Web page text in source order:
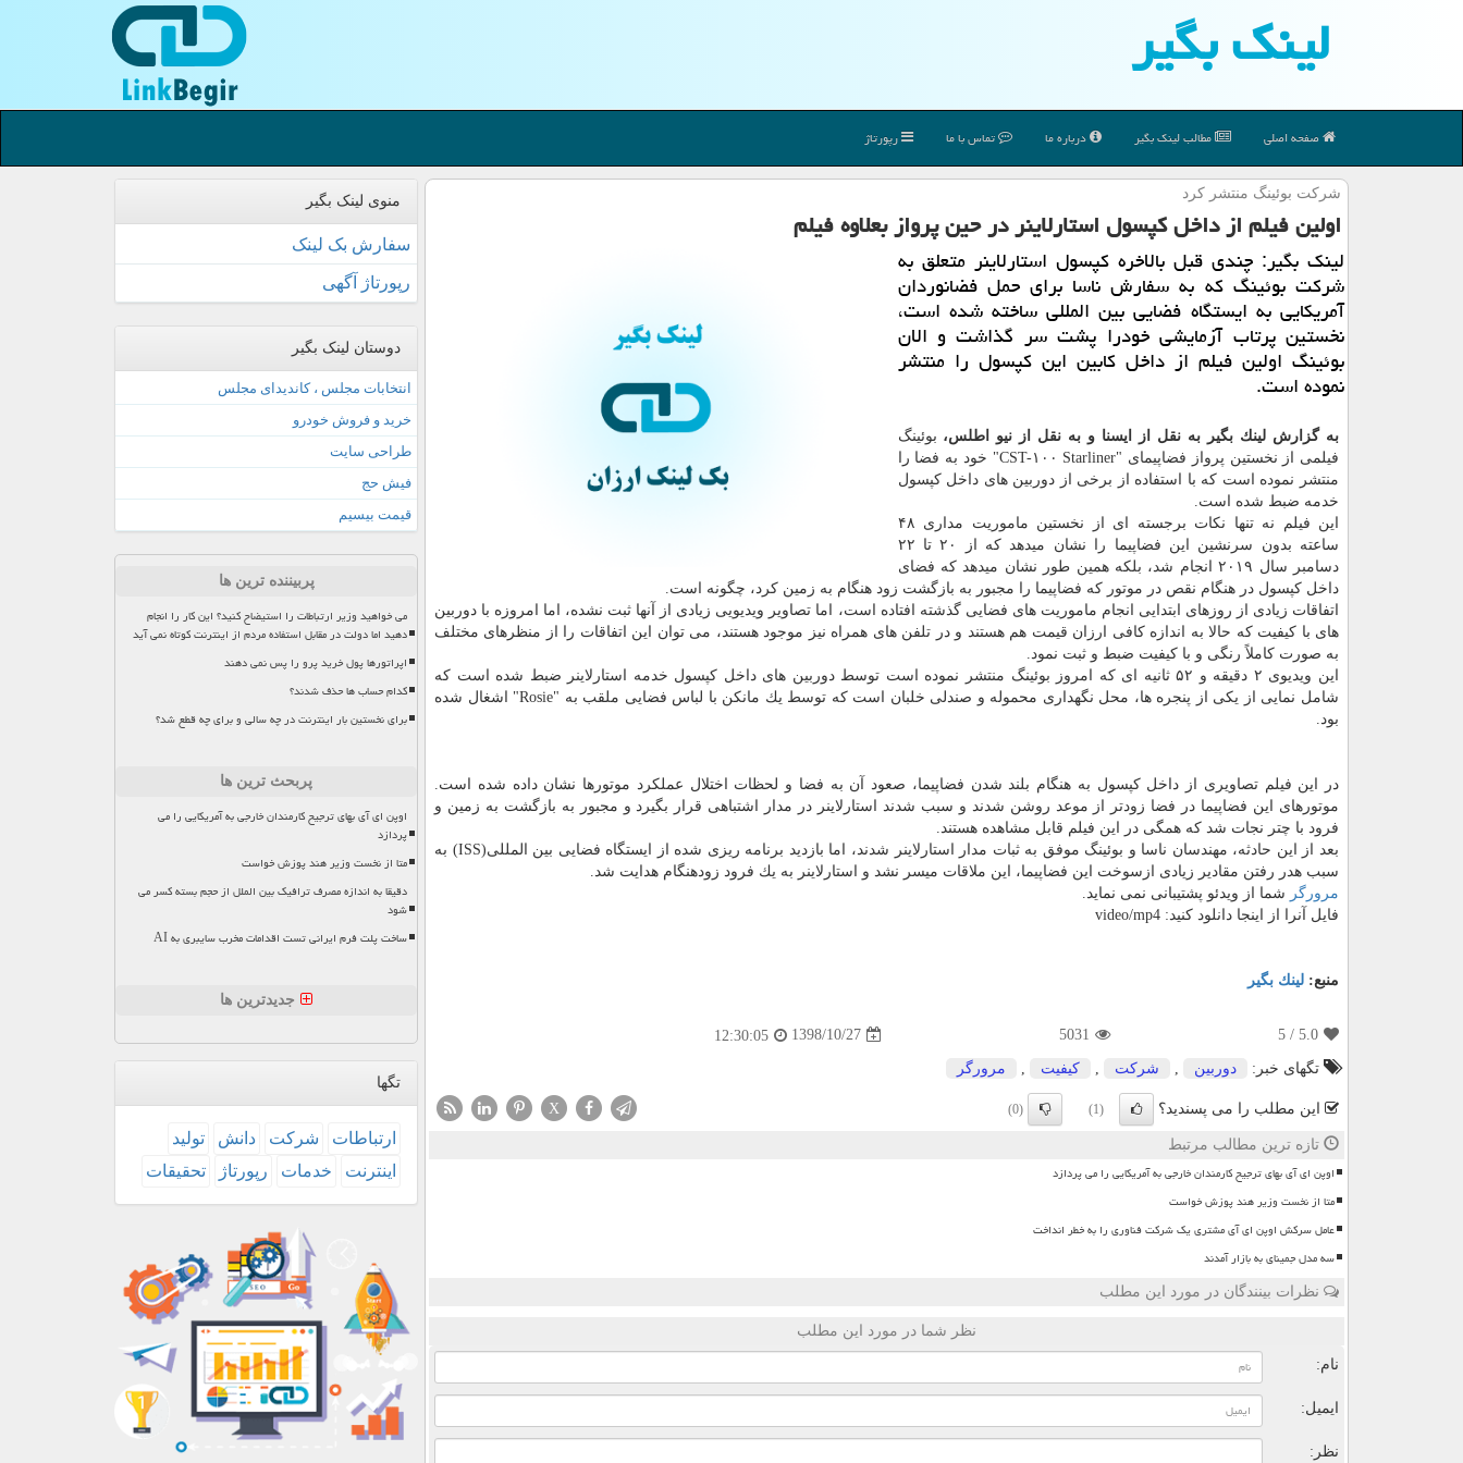
لینك بگیر
صفحه اصلی مطالب لینك بگیر درباره ما تماس با ما رپورتاژ
شركت بوئینگ منتشر كرد
اولین فیلم از داخل كپسول استارلاینر در حین پرواز بعلاوه فیلم
لینك بگیر: چندی قبل بالاخره كپسول استارلاینر متعلق به
شركت بوئینگ كه به سفارش ناسا برای حمل فضانوردان
آمریكایی به ایستگاه فضایی بین المللی ساخته شده است،
نخستین پرتاب آزمایشی خودرا پشت سر گذاشت و الان
بوئینگ اولین فیلم از داخل كابین این كپسول را منتشر
نموده است.
به گزارش لینك بگیر به نقل از ایسنا و به نقل از نیو اطلس، بوئینگ
فیلمی از نخستین پرواز فضاپیمای "CST-۱۰۰ Starliner" خود به فضا را
منتشر نموده است كه با استفاده از برخی از دوربین های داخل كپسول
خدمه ضبط شده است.
این فیلم نه تنها نكات برجسته ای از نخستین ماموریت مداری ۴۸
ساعته بدون سرنشین این فضاپیما را نشان میدهد كه از ۲۰ تا ۲۲
دسامبر سال ۲۰۱۹ انجام شد، بلكه همین طور نشان میدهد كه فضای
داخل كپسول در هنگام نقص در موتور كه فضاپیما را مجبور به بازگشت زود هنگام به زمین كرد، چگونه است.
اتفاقات زیادی از روزهای ابتدایی انجام ماموریت های فضایی گذشته افتاده است، اما تصاویر ویدیویی زیادی از آنها ثبت نشده، اما امروزه با دوربین
های با كیفیت كه حالا به اندازه كافی ارزان قیمت هم هستند و در تلفن های همراه نیز موجود هستند، می توان این اتفاقات را از منظرهای مختلف
به صورت كاملاً رنگی و با كیفیت ضبط و ثبت نمود.
این ویدیوی ۲ دقیقه و ۵۲ ثانیه ای كه امروز بوئینگ منتشر نموده است توسط دوربین های داخل كپسول خدمه استارلاینر ضبط شده است كه
شامل نمایی از یكی از پنجره ها، محل نگهداری محموله و صندلی خلبان است كه توسط یك مانكن با لباس فضایی ملقب به "Rosie" اشغال شده
بود.
در این فیلم تصاویری از داخل كپسول به هنگام بلند شدن فضاپیما، صعود آن به فضا و لحظات اختلال عملكرد موتورها نشان داده شده است.
موتورهای این فضاپیما در فضا زودتر از موعد روشن شدند و سبب شدند استارلاینر در مدار اشتباهی قرار بگیرد و مجبور به بازگشت به زمین و
فرود با چتر نجات شد كه همگی در این فیلم قابل مشاهده هستند.
بعد از این حادثه، مهندسان ناسا و بوئینگ موفق به ثبات مدار استارلاینر شدند، اما بازدید برنامه ریزی شده از ایستگاه فضایی بین المللی(ISS) به
سبب هدر رفتن مقادیر زیادی ازسوخت این فضاپیما، این ملاقات میسر نشد و استارلاینر به یك فرود زودهنگام هدایت شد.
مرورگر شما از ویدئو پشتیبانی نمی نماید.
فایل آنرا از اینجا دانلود كنید: video/mp4
منبع: لینك بگیر
5.0
/ 5
5031
1398/10/27
12:30:05
تگهای خبر:
دوربین شركت كیفیت مرورگر
این مطلب را می پسندید؟ (1)
(0)
X
تازه ترین مطالب مرتبط
اوپن ای آی بهای ترجیح کارمندان خارجی به آمریکایی را می پردازد
متا از نخست وزیر هند پوزش خواست
عامل سرکش اوپن ای آی مشتری یک شرکت فناوری را به خطر انداخت
سه مدل جمینای به بازار آمدند
نظرات بینندگان در مورد این مطلب
نظر شما در مورد این مطلب
نام:
ایمیل:
نظر:
منوی لینک بگیر
سفارش بک لینک
رپورتاژ آگهی
دوستان لینک بگیر
انتخابات مجلس ، کاندیدای مجلس
خرید و فروش خودرو
طراحی سایت
فیش حج
قیمت بیسیم
پربیننده ترین ها
می خواهید وزیر ارتباطات را استیضاح کنید؟ این کار را انجام
دهید اما دولت در مقابل استفاده مردم از اینترنت کوتاه نمی آید
اپراتورها پول خرید پرو را پس نمی دهند
کدام حساب ها حذف شدند؟
برای نخستین بار اینترنت در چه سالی و برای چه قطع شد؟
پربحث ترین ها
اوپن ای آی بهای ترجیح کارمندان خارجی به آمریکایی را می
پردازد
متا از نخست وزیر هند پوزش خواست
دقیقا به اندازه مصرف ترافیک بین الملل از حجم بسته کسر می
شود
ساخت پلت فرم ایرانی تست اقدامات مخرب سایبری به AI
جدیدترین ها
تگها
ارتباطات شركت دانش
تولید
اینترنت
خدمات رپورتاژ تحقیقات